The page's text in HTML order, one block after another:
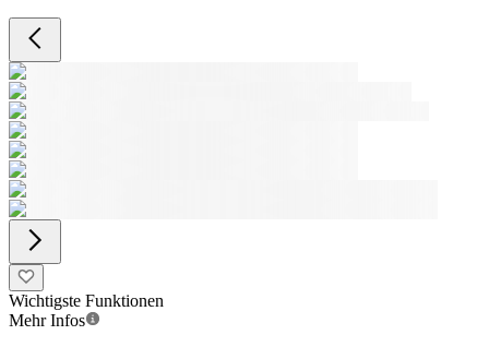
Wichtigste Funktionen
Mehr Infos